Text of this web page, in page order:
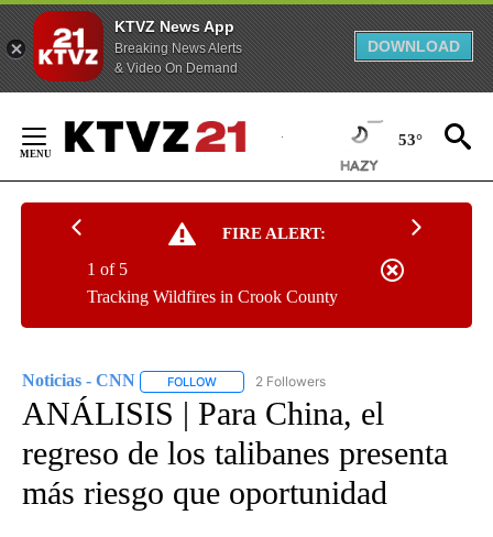
KTVZ News App
Breaking News Alerts
& Video On Demand
DOWNLOAD
Content
53°
FIRE ALERT:
Tracking Wildfires in Crook County
1 of 5
Noticias - CNN FOLLOW FOLLOW "NOTICIAS - CNN" TO RECEIVE
2 Followers
ANÁLISIS | Para China, el
regreso de los talibanes presenta
más riesgo que oportunidad